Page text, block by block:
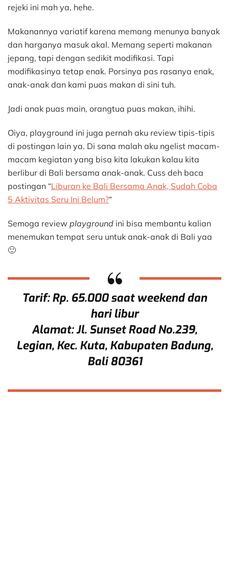
rejeki ini mah ya, hehe.
Makanannya variatif karena memang menunya banyak
dan harganya masuk akal. Memang seperti makanan
jepang, tapi dengan sedikit modifikasi. Tapi
modifikasinya tetap enak. Porsinya pas rasanya enak,
anak-anak dan kami puas makan di sini tuh.
Jadi anak puas main, orangtua puas makan, ihihi.
Oiya, playground ini juga pernah aku review tipis-tipis
di postingan lain ya. Di sana malah aku ngelist macam-
macam kegiatan yang bisa kita lakukan kalau kita
berlibur di Bali bersama anak-anak. Cuss deh baca
postingan “Liburan ke Bali Bersama Anak, Sudah Coba
5 Aktivitas Seru Ini Belum?“
Semoga review playground ini bisa membantu kalian
menemukan tempat seru untuk anak-anak di Bali yaa
🙂
Tarif: Rp. 65.000 saat weekend dan
hari libur
Alamat: Jl. Sunset Road No.239,
Legian, Kec. Kuta, Kabupaten Badung,
Bali 80361